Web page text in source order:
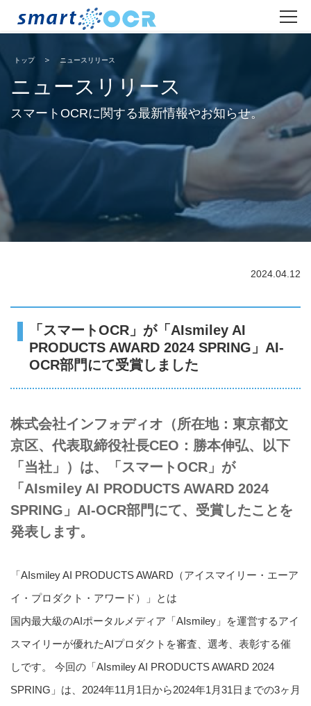
トップ ニュースリリース
ニュースリリース
スマートOCRに関する最新情報やお知らせ。
2024.04.12
「スマートOCR」が「AIsmiley AI
PRODUCTS AWARD 2024 SPRING」AI-
OCR部門にて受賞しました
株式会社インフォディオ（所在地：東京都文
京区、代表取締役社長CEO：勝本伸弘、以下
「当社」）は、「スマートOCR」が
「AIsmiley AI PRODUCTS AWARD 2024
SPRING」AI-OCR部門にて、受賞したことを
発表します。
「AIsmiley AI PRODUCTS AWARD（アイスマイリー・エーア
イ・プロダクト・アワード）」とは
国内最大級のAIポータルメディア「AIsmiley」を運営するアイ
スマイリーが優れたAIプロダクトを審査、選考、表彰する催
しです。 今回の「AIsmiley AI PRODUCTS AWARD 2024
SPRING」は、2024年11月1日から2024年1月31日までの3ヶ月